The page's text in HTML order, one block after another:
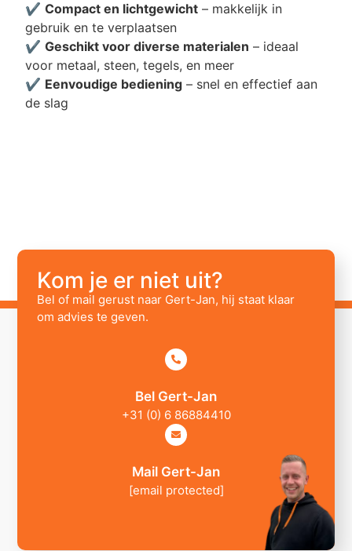
✔️Compact en lichtgewicht – makkelijk in
gebruik en te verplaatsen
✔️Geschikt voor diverse materialen – ideaal
voor metaal, steen, tegels, en meer
✔️ Eenvoudige bediening – snel en effectief aan
de slag
Kom je er niet uit?
Bel of mail gerust naar Gert-Jan, hij staat klaar
om advies te geven.
Bel Gert-Jan
+31 (0) 6 86884410
Mail Gert-Jan
[email protected]